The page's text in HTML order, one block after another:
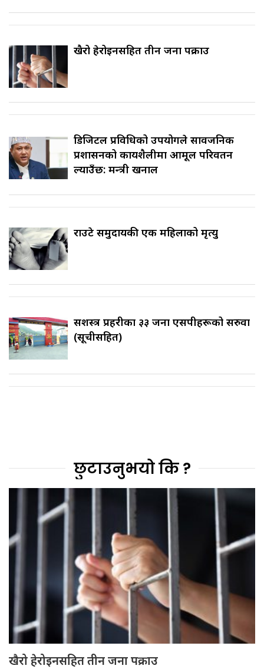
खैरो हेरोइनसहित तीन जना पक्राउ
डिजिटल प्रविधिको उपयोगले सार्वजनिक
प्रशासनको कार्यशैलीमा आमूल परिवर्तन
ल्याउँछ: मन्त्री खनाल
राउटे समुदायकी एक महिलाको मृत्यु
सशस्त्र प्रहरीका ३३ जना एसपीहरूको सरुवा
(सूचीसहित)
छुटाउनुभयो कि ?
खैरो हेरोइनसहित तीन जना पक्राउ